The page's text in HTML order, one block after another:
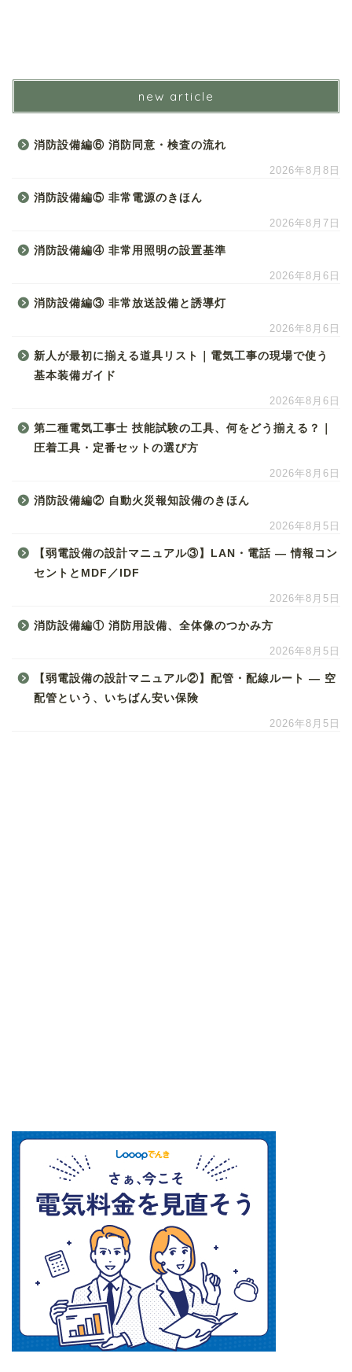
new article
消防設備編⑥ 消防同意・検査の流れ
2026年8月8日
消防設備編⑤ 非常電源のきほん
2026年8月7日
消防設備編④ 非常用照明の設置基準
2026年8月6日
消防設備編③ 非常放送設備と誘導灯
2026年8月6日
新人が最初に揃える道具リスト｜電気工事の現場で使う
基本装備ガイド
2026年8月6日
第二種電気工事士 技能試験の工具、何をどう揃える？｜
圧着工具・定番セットの選び方
2026年8月6日
消防設備編② 自動火災報知設備のきほん
2026年8月5日
【弱電設備の設計マニュアル③】LAN・電話 ― 情報コン
セントとMDF／IDF
2026年8月5日
消防設備編① 消防用設備、全体像のつかみ方
2026年8月5日
【弱電設備の設計マニュアル②】配管・配線ルート ― 空
配管という、いちばん安い保険
2026年8月5日